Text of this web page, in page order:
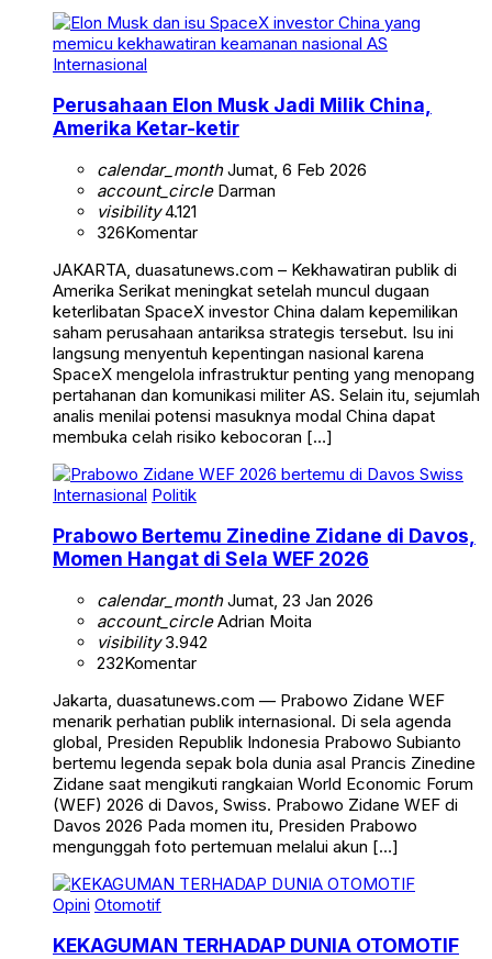
Internasional
Perusahaan Elon Musk Jadi Milik China,
Amerika Ketar-ketir
calendar_monthJumat, 6 Feb 2026
account_circleDarman
visibility4.121
326Komentar
JAKARTA, duasatunews.com – Kekhawatiran publik di
Amerika Serikat meningkat setelah muncul dugaan
keterlibatan SpaceX investor China dalam kepemilikan
saham perusahaan antariksa strategis tersebut. Isu ini
langsung menyentuh kepentingan nasional karena
SpaceX mengelola infrastruktur penting yang menopang
pertahanan dan komunikasi militer AS. Selain itu, sejumlah
analis menilai potensi masuknya modal China dapat
membuka celah risiko kebocoran […]
Internasional Politik
Prabowo Bertemu Zinedine Zidane di Davos,
Momen Hangat di Sela WEF 2026
calendar_monthJumat, 23 Jan 2026
account_circleAdrian Moita
visibility3.942
232Komentar
Jakarta, duasatunews.com — Prabowo Zidane WEF
menarik perhatian publik internasional. Di sela agenda
global, Presiden Republik Indonesia Prabowo Subianto
bertemu legenda sepak bola dunia asal Prancis Zinedine
Zidane saat mengikuti rangkaian World Economic Forum
(WEF) 2026 di Davos, Swiss. Prabowo Zidane WEF di
Davos 2026 Pada momen itu, Presiden Prabowo
mengunggah foto pertemuan melalui akun […]
Opini Otomotif
KEKAGUMAN TERHADAP DUNIA OTOMOTIF